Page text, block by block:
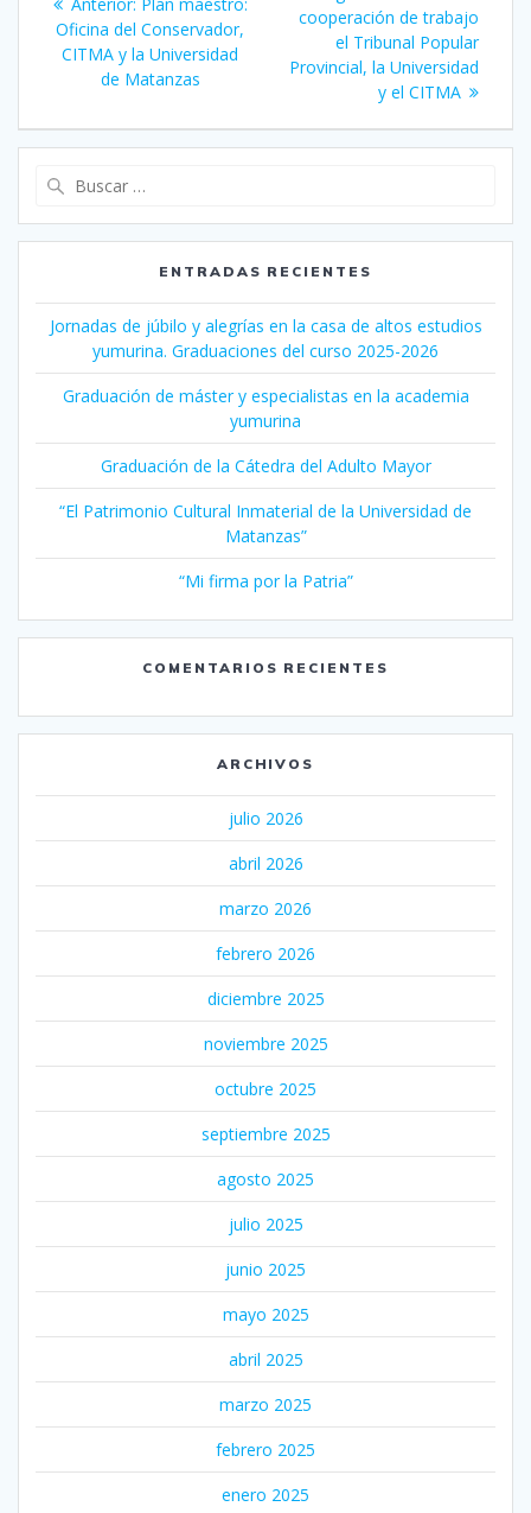
de
entradas
Anterior: Entrada
anterior:
Plan maestro:
Oficina del Conservador,
CITMA y la Universidad
de Matanzas
entrada:
cooperación de trabajo
el Tribunal Popular
Provincial, la Universidad
y el CITMA
ENTRADAS RECIENTES
Jornadas de júbilo y alegrías en la casa de altos estudios
yumurina. Graduaciones del curso 2025-2026
Graduación de máster y especialistas en la academia
yumurina
Graduación de la Cátedra del Adulto Mayor
“El Patrimonio Cultural Inmaterial de la Universidad de
Matanzas”
“Mi firma por la Patria”
COMENTARIOS RECIENTES
ARCHIVOS
julio 2026
abril 2026
marzo 2026
febrero 2026
diciembre 2025
noviembre 2025
octubre 2025
septiembre 2025
agosto 2025
julio 2025
junio 2025
mayo 2025
abril 2025
marzo 2025
febrero 2025
enero 2025